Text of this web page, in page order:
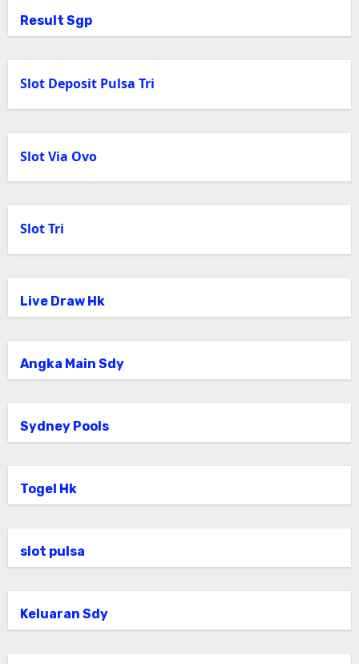
Result Sgp
Slot Deposit Pulsa Tri
Slot Via Ovo
Slot Tri
Live Draw Hk
Angka Main Sdy
Sydney Pools
Togel Hk
slot pulsa
Keluaran Sdy